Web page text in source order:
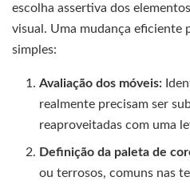
escolha assertiva dos
visual. Uma mudança eficiente
simples:
Avaliação dos móveis:
realmente precisam ser
reaproveitadas com uma
Definição da paleta de
ou terrosos, comuns nas